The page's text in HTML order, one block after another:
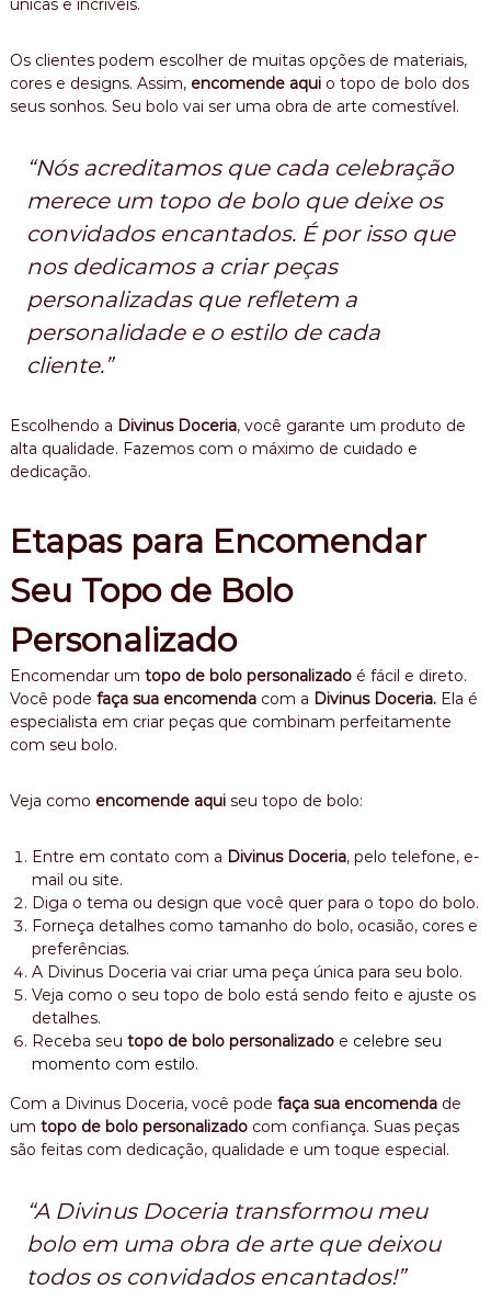
únicas e incríveis.
Os clientes podem escolher de muitas opções de materiais,
cores e designs. Assim, encomende aquio topo de bolo dos
seus sonhos. Seu bolo vai ser uma obra de arte comestível.
“Nós acreditamos que cada celebração
merece um topo de bolo que deixe os
convidados encantados. É por isso que
nos dedicamos a criar peças
personalizadas que refletem a
personalidade e o estilo de cada
cliente.”
Escolhendo a Divinus Doceria, você garante um produto de
alta qualidade. Fazemos com o máximo de cuidado e
dedicação.
Etapas para Encomendar
Seu Topo de Bolo
Personalizado
Encomendar um topo de bolo personalizadoé fácil e direto.
Você pode faça sua encomendacom a Divinus Doceria.Ela é
especialista em criar peças que combinam perfeitamente
com seu bolo.
Veja como encomende aquiseu topo de bolo:
Entre em contato com a Divinus Doceria, pelo telefone, e-
mail ou site.
Diga o tema ou design que você quer para o topo do bolo.
Forneça detalhes como tamanho do bolo, ocasião, cores e
preferências.
A Divinus Doceria vai criar uma peça única para seu bolo.
Veja como o seu topo de bolo está sendo feito e ajuste os
detalhes.
Receba seu topo de bolo personalizadoe celebre seu
momento com estilo.
Com a Divinus Doceria, você pode faça sua encomendade
um topo de bolo personalizadocom confiança. Suas peças
são feitas com dedicação, qualidade e um toque especial.
“A Divinus Doceria transformou meu
bolo em uma obra de arte que deixou
todos os convidados encantados!”